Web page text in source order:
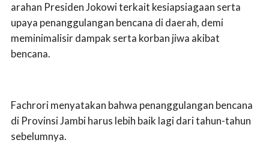
arahan Presiden Jokowi terkait kesiapsiagaan serta
upaya penanggulangan bencana di daerah, demi
meminimalisir dampak serta korban jiwa akibat
bencana.
Fachrori menyatakan bahwa penanggulangan bencana
di Provinsi Jambi harus lebih baik lagi dari tahun-tahun
sebelumnya.